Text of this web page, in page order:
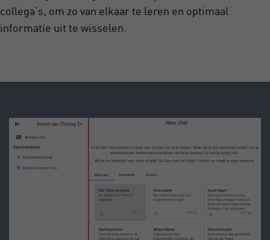
collega’s, om zo van elkaar te leren en optimaal
informatie uit te wisselen.